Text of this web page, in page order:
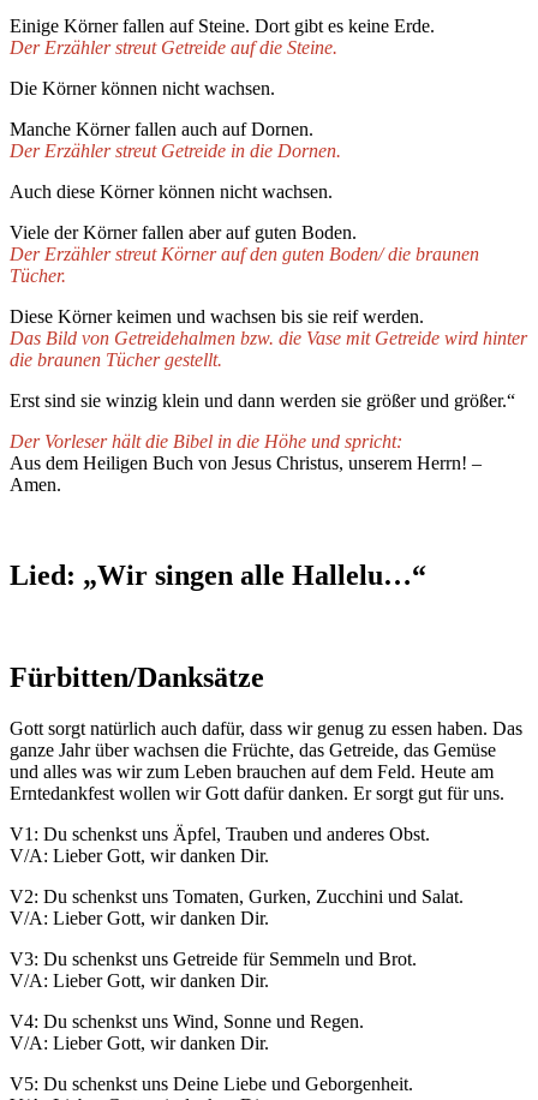
Einige Körner fallen auf Steine. Dort gibt es keine Erde.
Der Erzähler streut Getreide auf die Steine.
Die Körner können nicht wachsen.
Manche Körner fallen auch auf Dornen.
Der Erzähler streut Getreide in die Dornen.
Auch diese Körner können nicht wachsen.
Viele der Körner fallen aber auf guten Boden.
Der Erzähler streut Körner auf den guten Boden/ die braunen
Tücher.
Diese Körner keimen und wachsen bis sie reif werden.
Das Bild von Getreidehalmen bzw. die Vase mit Getreide wird hinter
die braunen Tücher gestellt.
Erst sind sie winzig klein und dann werden sie größer und größer.“
Der Vorleser hält die Bibel in die Höhe und spricht:
Aus dem Heiligen Buch von Jesus Christus, unserem Herrn! –
Amen.
Lied: „Wir singen alle Hallelu…“
Fürbitten/Danksätze
Gott sorgt natürlich auch dafür, dass wir genug zu essen haben. Das
ganze Jahr über wachsen die Früchte, das Getreide, das Gemüse
und alles was wir zum Leben brauchen auf dem Feld. Heute am
Erntedankfest wollen wir Gott dafür danken. Er sorgt gut für uns.
V1: Du schenkst uns Äpfel, Trauben und anderes Obst.
V/A: Lieber Gott, wir danken Dir.
V2: Du schenkst uns Tomaten, Gurken, Zucchini und Salat.
V/A: Lieber Gott, wir danken Dir.
V3: Du schenkst uns Getreide für Semmeln und Brot.
V/A: Lieber Gott, wir danken Dir.
V4: Du schenkst uns Wind, Sonne und Regen.
V/A: Lieber Gott, wir danken Dir.
V5: Du schenkst uns Deine Liebe und Geborgenheit.